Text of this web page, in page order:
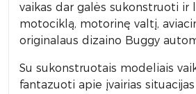
vaikas dar galės sukonstruoti ir
motociklą, motorinę valtį,
originalaus dizaino Buggy
Su sukonstruotais modeliais
fantazuoti apie įvairias